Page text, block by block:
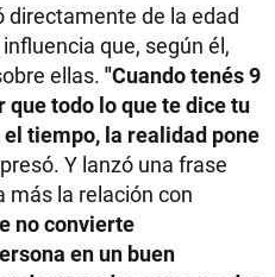
de la edad
que, según él,
ellas. "Cuando tenés 9
que todo lo que te dice tu
tiempo, la realidad pone
Y lanzó una frase
más la relación con
no convierte
en un buen